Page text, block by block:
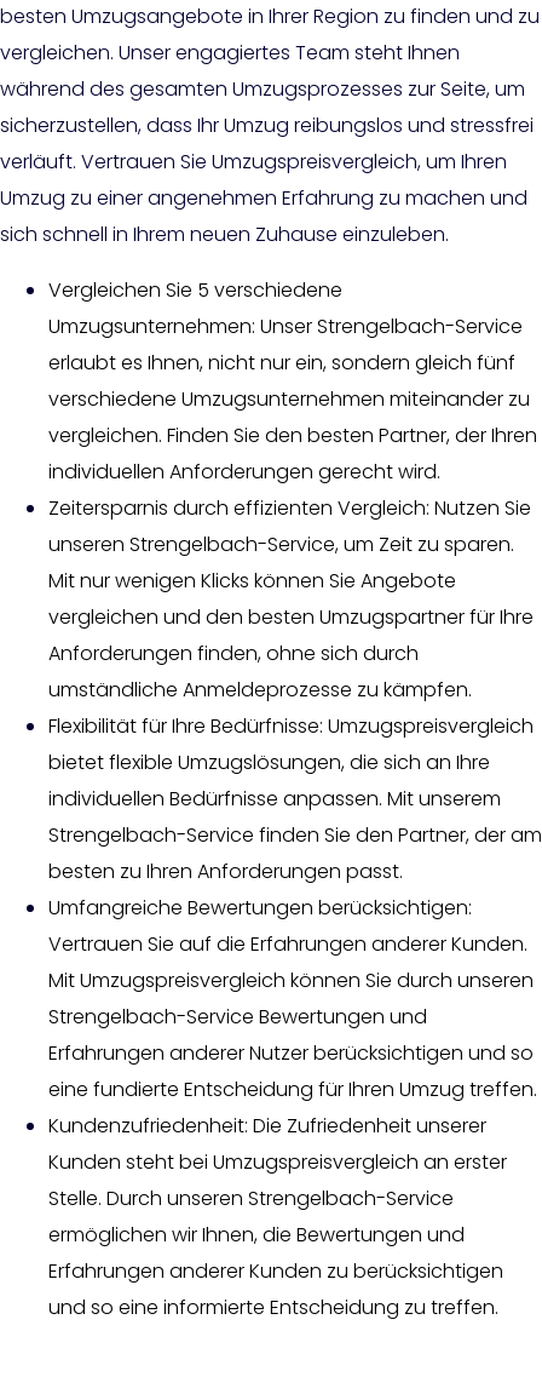
besten Umzugsangebote in Ihrer Region zu finden und zu
vergleichen. Unser engagiertes Team steht Ihnen
während des gesamten Umzugsprozesses zur Seite, um
sicherzustellen, dass Ihr Umzug reibungslos und stressfrei
verläuft. Vertrauen Sie Umzugspreisvergleich, um Ihren
Umzug zu einer angenehmen Erfahrung zu machen und
sich schnell in Ihrem neuen Zuhause einzuleben.
Vergleichen Sie 5 verschiedene
Umzugsunternehmen: Unser Strengelbach-Service
erlaubt es Ihnen, nicht nur ein, sondern gleich fünf
verschiedene Umzugsunternehmen miteinander zu
vergleichen. Finden Sie den besten Partner, der Ihren
individuellen Anforderungen gerecht wird.
Zeitersparnis durch effizienten Vergleich: Nutzen Sie
unseren Strengelbach-Service, um Zeit zu sparen.
Mit nur wenigen Klicks können Sie Angebote
vergleichen und den besten Umzugspartner für Ihre
Anforderungen finden, ohne sich durch
umständliche Anmeldeprozesse zu kämpfen.
Flexibilität für Ihre Bedürfnisse: Umzugspreisvergleich
bietet flexible Umzugslösungen, die sich an Ihre
individuellen Bedürfnisse anpassen. Mit unserem
Strengelbach-Service finden Sie den Partner, der am
besten zu Ihren Anforderungen passt.
Umfangreiche Bewertungen berücksichtigen:
Vertrauen Sie auf die Erfahrungen anderer Kunden.
Mit Umzugspreisvergleich können Sie durch unseren
Strengelbach-Service Bewertungen und
Erfahrungen anderer Nutzer berücksichtigen und so
eine fundierte Entscheidung für Ihren Umzug treffen.
Kundenzufriedenheit: Die Zufriedenheit unserer
Kunden steht bei Umzugspreisvergleich an erster
Stelle. Durch unseren Strengelbach-Service
ermöglichen wir Ihnen, die Bewertungen und
Erfahrungen anderer Kunden zu berücksichtigen
und so eine informierte Entscheidung zu treffen.